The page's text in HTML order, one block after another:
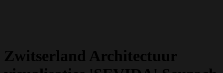
Zwitserland Architectuur